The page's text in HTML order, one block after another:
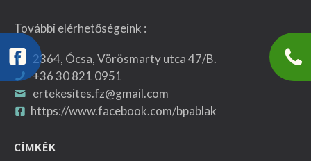
További elérhetőségeink :
2364, Ócsa, Vörösmarty utca 47/B.
+36 30 821 0951
ertekesites.fz@gmail.com
https://www.facebook.com/bpablak
CÍMKÉK